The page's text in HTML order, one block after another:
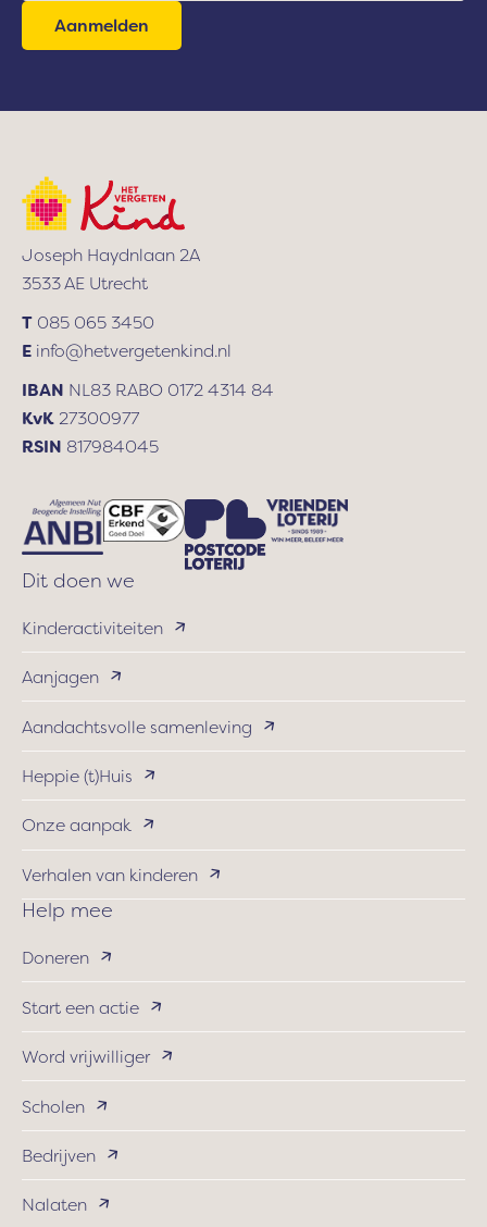
m
i
Joseph Haydnlaan 2A
3533 AE Utrecht
T 085 065 3450
E info@hetvergetenkind.nl
IBAN NL83 RABO 0172 4314 84
KvK 27300977
RSIN 817984045
Dit doen we
Kinderactiviteiten
Aanjagen
Aandachtsvolle samenleving
Heppie (t)Huis
Onze aanpak
Verhalen van kinderen
Help mee
Doneren
Start een actie
Word vrijwilliger
Scholen
Bedrijven
Nalaten